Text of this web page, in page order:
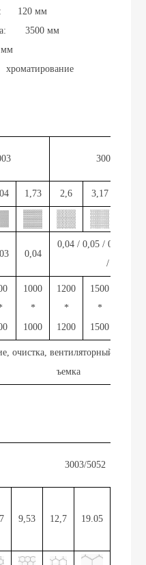
120 мм
3500 мм
мм
хроматирование
3003/5052
1,73 2,6 3,17
0,04
0,04 / 0,05 / 0,06 /
/ 0,1
1000
*
1000
1200
*
1200
1500
*
1500
очистка, вентиляторный
ъемка
3003/5052
9,53 12,7 19.05